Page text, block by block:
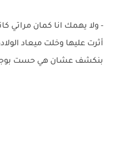
- ولا يهمك انا كمان مراتي
أثرت عليها وخلت ميعاد
بنكشف عشان هي حست بوجع